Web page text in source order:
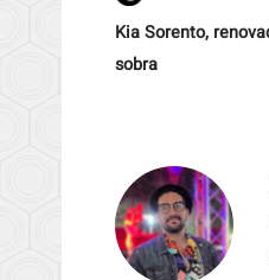
Kia Sorento,
sobra